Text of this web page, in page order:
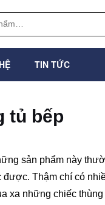
TIN TỨC
tủ bếp
sản phẩm này
được. Thậm chí có
xa những chiếc thùng